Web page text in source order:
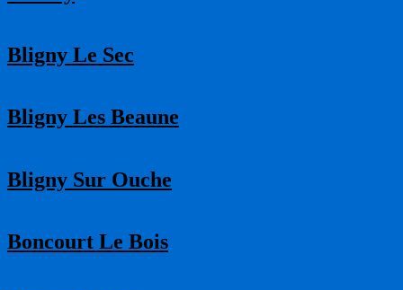
Bligny Le Sec
Bligny Les Beaune
Bligny Sur Ouche
Boncourt Le Bois